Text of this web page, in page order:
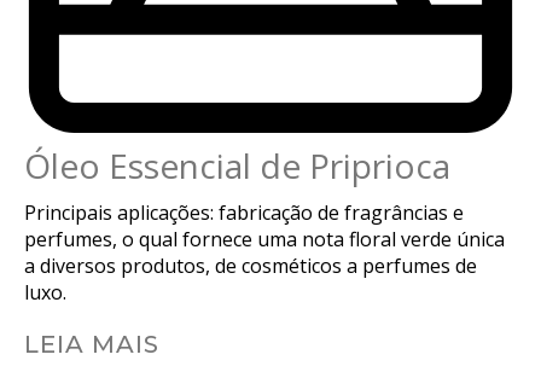
Óleo Essencial de Priprioca
Principais aplicações: fabricação de fragrâncias e
perfumes, o qual fornece uma nota floral verde única
a diversos produtos, de cosméticos a perfumes de
luxo.
LEIA MAIS